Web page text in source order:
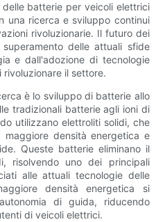
batterie per veicoli elettrici
una ricerca e sviluppo continui
rivoluzionarie. Il futuro dei
delle attuali sfide
e dall'adozione di tecnologie
il settore.
è lo sviluppo di batterie allo
tradizionali batterie agli ioni di
utilizzano elettroliti solidi, che
maggiore densità energetica e
Queste batterie eliminano il
risolvendo uno dei principali
alle attuali tecnologie delle
densità energetica si
di guida, riducendo
di veicoli elettrici.